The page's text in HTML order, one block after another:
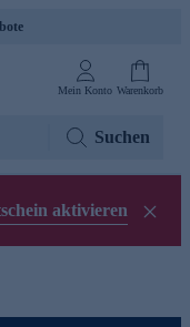
Mein Konto Warenkorb
Suchen
aktivieren